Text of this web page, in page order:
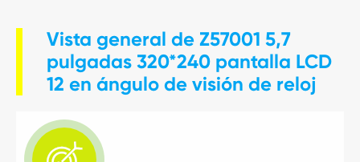
Vista general de Z57001 5,7
pulgadas 320*240 pantalla LCD
12 en ángulo de visión de reloj